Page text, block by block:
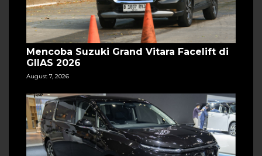
Mencoba Suzuki Grand Vitara Facelift di
GIIAS 2026
August 7, 2026